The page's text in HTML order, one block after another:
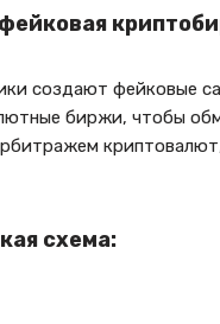
создают фейковые
биржи, чтобы
схема: